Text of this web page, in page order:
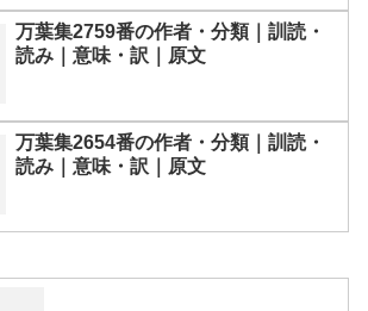
万葉集2759番の作者・分類｜訓読・
読み｜意味・訳｜原文
万葉集2654番の作者・分類｜訓読・
読み｜意味・訳｜原文